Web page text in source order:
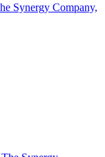
Synergy Company,